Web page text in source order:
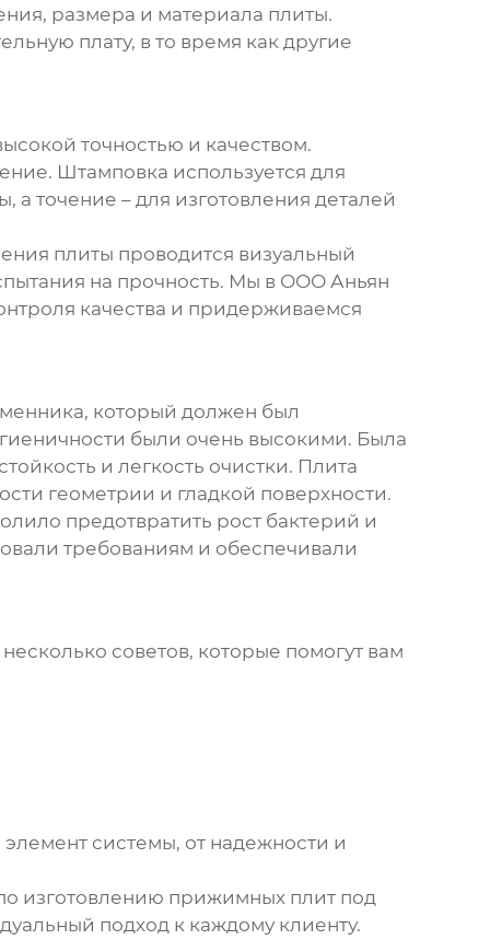
размера и материала плиты.
плату, в то время как другие
точностью и качеством.
Штамповка используется для
точение – для изготовления деталей
плиты проводится визуальный
на прочность. Мы в ООО Аньян
качества и придерживаемся
который должен был
были очень высокими. Была
и легкость очистки. Плита
геометрии и гладкой поверхности.
предотвратить рост бактерий и
требованиям и обеспечивали
несколько советов, которые помогут вам
системы, от надежности и
изготовлению прижимных плитпод
подход к каждому клиенту.